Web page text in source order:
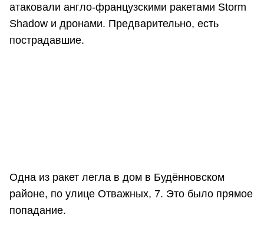
атаковали англо-французскими ракетами Storm
Shadow и дронами. Предварительно, есть
пострадавшие.
Одна из ракет легла в дом в Будённовском
районе, по улице Отважных, 7. Это было прямое
попадание.